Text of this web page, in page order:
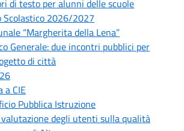
di testo per alunni delle scuole
2026/2027
“Margherita della Lena”
Generale: due incontri pubblici per
di città
a CIE
Pubblica Istruzione
degli utenti sulla qualità